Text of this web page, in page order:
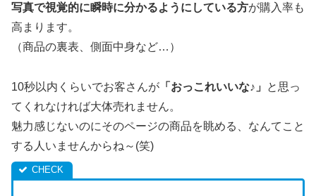
写真で視覚的に瞬時に分かるようにしている方が購入率も
高まります。
（商品の裏表、側面中身など…）
10秒以内くらいでお客さんが 「おっこれいいな♪」
と思っ
てくれなければ大体売れません。
魅力感じないのにそのページの商品を眺める、なんてこと
する人いませんからね～(笑)